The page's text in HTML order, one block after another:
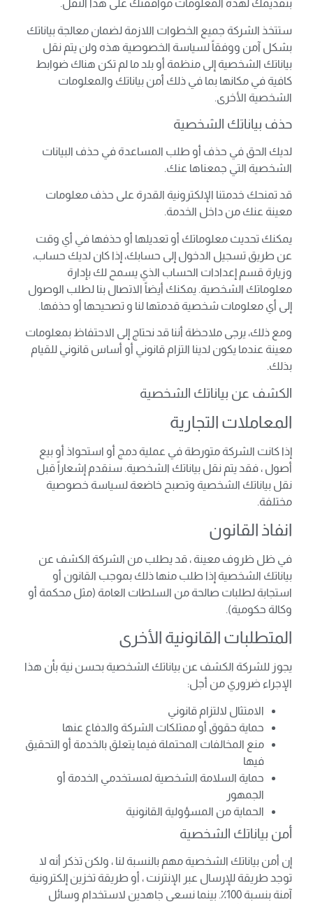
بتقديمك لهذه المعلومات موافقتك على هذا النقل.
ستتخذ الشركة جميع الخطوات اللازمة لضمان معالجة بياناتك
بشكل آمن ووفقاً لسياسة الخصوصية هذه ولن يتم نقل
بياناتك الشخصية إلى منظمة أو بلد ما لم تكن هناك ضوابط
كافية في مكانها بما في ذلك أمن بياناتك والمعلومات
الشخصية الأخرى.
حذف بياناتك الشخصية
لديك الحق في حذف أو طلب المساعدة في حذف البيانات
الشخصية التي جمعناها عنك.
قد تمنحك خدمتنا الإلكترونية القدرة على حذف معلومات
معينة عنك من داخل الخدمة.
يمكنك تحديث معلوماتك أو تعديلها أو حذفها في أي وقت
عن طريق تسجيل الدخول إلى حسابك، إذا كان لديك حساب،
وزيارة قسم إعدادات الحساب الذي يسمح لك بإدارة
معلوماتك الشخصية. يمكنك أيضاً الاتصال بنا لطلب الوصول
إلى أي معلومات شخصية قدمتها لنا و تصحيحها أو حذفها.
ومع ذلك، يرجى ملاحظة أننا قد نحتاج إلى الاحتفاظ بمعلومات
معينة عندما يكون لدينا التزام قانوني أو أساس قانوني للقيام
بذلك.
الكشف عن بياناتك الشخصية
المعاملات التجارية
إذا كانت الشركة متورطة في عملية دمج أو استحواذ أو بيع
أصول ، فقد يتم نقل بياناتك الشخصية. سنقدم إشعاراً قبل
نقل بياناتك الشخصية وتصبح خاضعة لسياسة خصوصية
مختلفة.
انفاذ القانون
في ظل ظروف معينة ، قد يطلب من الشركة الكشف عن
بياناتك الشخصية إذا طلب منها ذلك بموجب القانون أو
استجابة لطلبات صالحة من السلطات العامة (مثل محكمة أو
وكالة حكومية).
المتطلبات القانونية الأخرى
يجوز للشركة الكشف عن بياناتك الشخصية بحسن نية بأن هذا
الإجراء ضروري من أجل:
الامتثال لالتزام قانوني
حماية حقوق أو ممتلكات الشركة والدفاع عنها
منع المخالفات المحتملة فيما يتعلق بالخدمة أو التحقيق
فيها
حماية السلامة الشخصية لمستخدمي الخدمة أو
الجمهور
الحماية من المسؤولية القانونية
أمن بياناتك الشخصية
إن أمن بياناتك الشخصية مهم بالنسبة لنا ، ولكن تذكر أنه لا
توجد طريقة للإرسال عبر الإنترنت ، أو طريقة تخزين إلكترونية
آمنة بنسبة 100٪. بينما نسعى جاهدين لاستخدام وسائل